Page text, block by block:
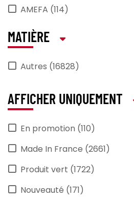
AMEFA (114)
ANIMO (22)
ANTIKAL (1)
APS (430)
araven (2)
Arcoroc (464)
ARCOS (32)
ARIEL (1)
ARTMENU (2)
astera (4)
MATIÈRE
Autres (16828)
AFFICHER UNIQUEMENT
En promotion (110)
Made In France (2661)
Produit vert (1722)
Nouveauté (171)